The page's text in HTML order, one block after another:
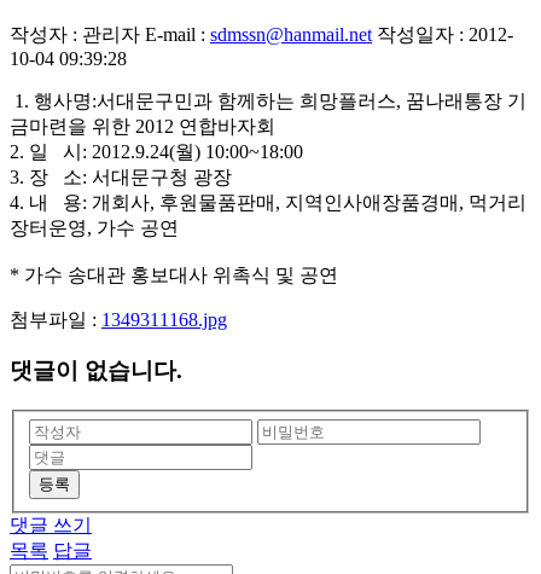
작성자 : 관리자 E-mail : sdmssn@hanmail.net 작성일자 : 2012-
10-04 09:39:28
1. 행사명:서대문구민과 함께하는 희망플러스, 꿈나래통장 기
금마련을 위한 2012 연합바자회
2. 일 시: 2012.9.24(월) 10:00~18:00
3. 장 소: 서대문구청 광장
4. 내 용: 개회사, 후원물품판매, 지역인사애장품경매, 먹거리
장터운영, 가수 공연
* 가수 송대관 홍보대사 위촉식 및 공연
첨부파일 : 1349311168.jpg
댓글이 없습니다.
등록
댓글 쓰기
목록 답글